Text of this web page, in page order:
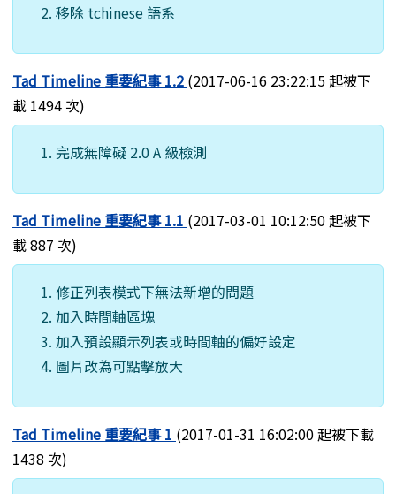
移除 tchinese 語系
Tad Timeline 重要紀事 1.2 (2017-06-16 23:22:15 起被下
載 1494 次)
完成無障礙 2.0 A 級檢測
Tad Timeline 重要紀事 1.1 (2017-03-01 10:12:50 起被下
載 887 次)
修正列表模式下無法新增的問題
加入時間軸區塊
加入預設顯示列表或時間軸的偏好設定
圖片改為可點擊放大
Tad Timeline 重要紀事 1 (2017-01-31 16:02:00 起被下載
1438 次)